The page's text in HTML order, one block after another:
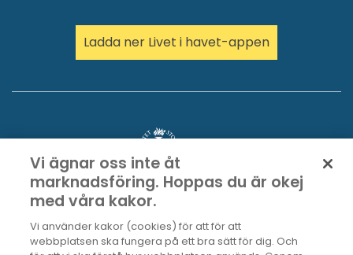
Ladda ner Livet i havet-appen
Vi ägnar oss inte åt
marknadsföring. Hoppas du är okej
med våra kakor.
Vi använder kakor (cookies) för att för att
webbplatsen ska fungera på ett bra sätt för dig. Och